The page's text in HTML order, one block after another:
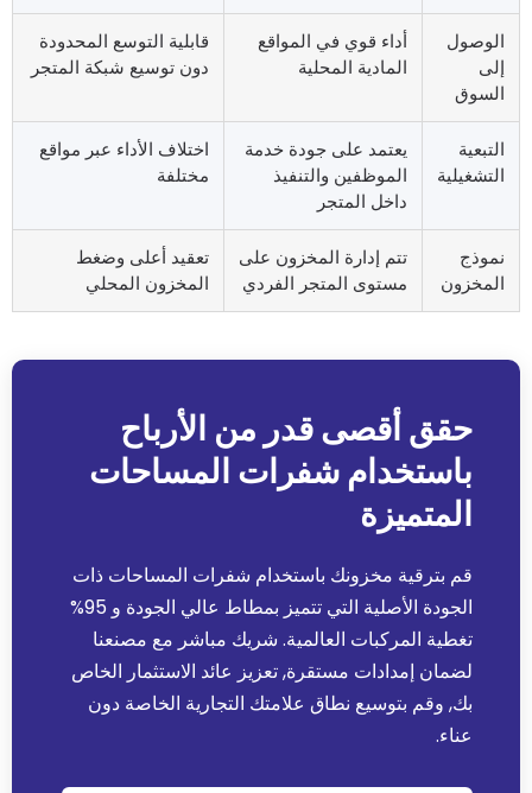
الوصول
إلى
السوق
أداء قوي في المواقع
المادية المحلية
قابلية التوسع المحدودة
دون توسيع شبكة المتجر
التبعية
التشغيلية
يعتمد على جودة خدمة
الموظفين والتنفيذ
داخل المتجر
اختلاف الأداء عبر مواقع
مختلفة
نموذج
المخزون
تتم إدارة المخزون على
مستوى المتجر الفردي
تعقيد أعلى وضغط
المخزون المحلي
حقق أقصى قدر من الأرباح
باستخدام شفرات المساحات
المتميزة
قم بترقية مخزونك باستخدام شفرات المساحات ذات
الجودة الأصلية التي تتميز بمطاط عالي الجودة و 95%
تغطية المركبات العالمية. شريك مباشر مع مصنعنا
لضمان إمدادات مستقرة, تعزيز عائد الاستثمار الخاص
بك, وقم بتوسيع نطاق علامتك التجارية الخاصة دون
عناء.